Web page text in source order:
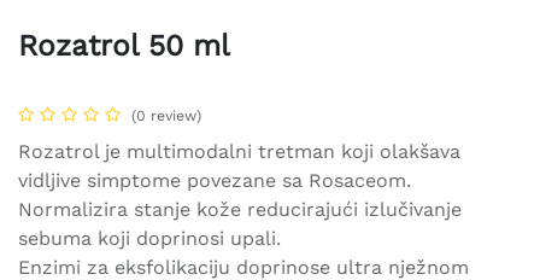
Rozatrol 50 ml
(0 review)
Rozatrol je multimodalni tretman koji olakšava
vidljive simptome povezane sa Rosaceom.
Normalizira stanje kože reducirajući izlučivanje
sebuma koji doprinosi upali.
Enzimi za eksfolikaciju doprinose ultra nježnom